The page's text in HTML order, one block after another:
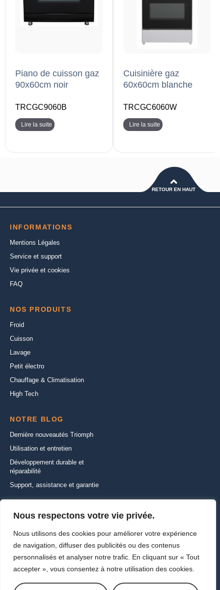
Nous respectons votre vie privée.
Nous utilisons des cookies pour améliorer votre expérience
de navigation, diffuser des publicités ou des contenus
personnalisés et analyser notre trafic. En cliquant sur « Tout
accepter », vous consentez à notre utilisation des cookies.
Piano de cuisson gaz
90x60cm noir
TRCGC9060B
Lire la suite
Cuisinière gaz
60x60cm blanche
TRCGC6060W
Lire la suite
RETOUR EN HAUT
INFORMATIONS
Mentions Légales
Service et support
Vie privée et cookies
FAQ
NOS PRODUITS
Froid
Cuisson
Lavage
Petit électro
Chauffage & Climatisation
High Tech
NOTRE BLOG
Dernière nouveautés Triomph
Utilisation et entretien
Développement durable et
réparabilité
Support, assistance et garantie
95470 SAINT WITZ
+33 (1) 30 35 01 01
info@triomph-europe.com